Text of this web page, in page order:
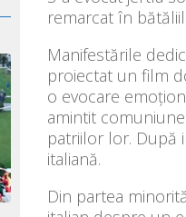
remarcat în
Manifestările
proiectat un film
o evocare
amintit
patriilor lor. După
italiană.
Din partea